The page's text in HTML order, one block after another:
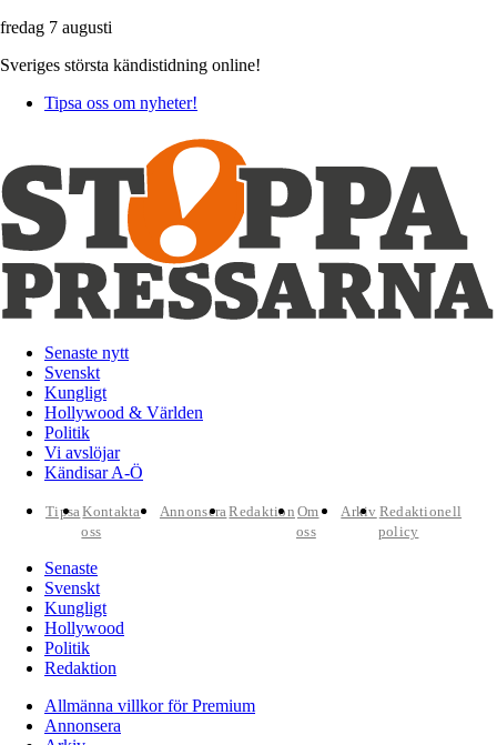
fredag 7 augusti
Sveriges största kändistidning online!
Tipsa oss om nyheter!
Senaste nytt
Svenskt
Kungligt
Hollywood & Världen
Politik
Vi avslöjar
Kändisar A-Ö
TipsaKontakta
oss
AnnonseraRedaktion Om
oss
Arkiv Redaktionell
policy
Senaste
Svenskt
Kungligt
Hollywood
Politik
Redaktion
Allmänna villkor för Premium
Annonsera